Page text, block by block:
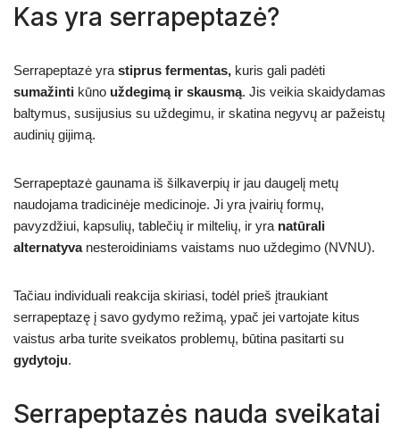
Kas yra serrapeptazė?
Serrapeptazė yra stiprus fermentas, kuris gali padėti
sumažinti kūno uždegimą ir skausmą. Jis veikia skaidydamas
baltymus, susijusius su uždegimu, ir skatina negyvų ar pažeistų
audinių gijimą.
Serrapeptazė gaunama iš šilkaverpių ir jau daugelį metų
naudojama tradicinėje medicinoje. Ji yra įvairių formų,
pavyzdžiui, kapsulių, tablečių ir miltelių, ir yra natūrali
alternatyvanesteroidiniams vaistams nuo uždegimo (NVNU).
Tačiau individuali reakcija skiriasi, todėl prieš įtraukiant
serrapeptazę į savo gydymo režimą, ypač jei vartojate kitus
vaistus arba turite sveikatos problemų, būtina pasitarti su
gydytoju.
Serrapeptazės nauda sveikatai